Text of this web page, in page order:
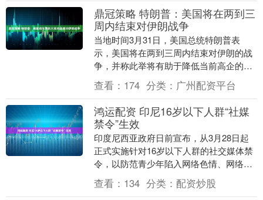
鼎冠策略 特朗普：美国将在两到三
周内结束对伊朗战争
当地时间3月31日，美国总统特朗普表
示，美国将在两到三周内结束对伊朗的战
争，并称此举将有助于降低当前高企的能
源价格。 特朗普称，美方当前目标是“彻
底摧毁伊朗剩余....
查看： 174 分类： 广州配资平台
鸿运配资 印尼16岁以下人群“社媒
禁令”生效
印度尼西亚政府日前宣布，从3月28日起
正式实施针对16岁以下人群的社交媒体禁
令，以防范青少年陷入网络色情、网络欺
凌、网络诈骗和网络成瘾等问题。印尼政
府要求所有在....
查看： 134 分类： 配资炒股